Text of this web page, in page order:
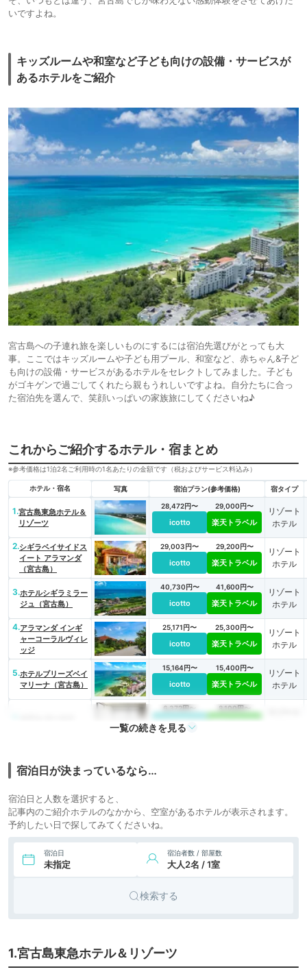
いですよね。
キッズルームや和室など子ども向けの設備・サービスが
あるホテルをご紹介
宮古島への⼦連れ旅を楽しいものにするには宿泊先選びがとっても⼤
事。ここではキッズルームや子ども用プール、和室など、赤ちゃん&子ど
も向けの設備・サービスがあるホテルをセレクトしてみました。子ども
がゴキゲンで過ごしてくれたら親もうれしいですよね。自分たちに合っ
た宿泊先を選んで、笑顔いっぱいの家族旅にしてくださいね♪
これからご紹介するホテル・宿まとめ
※参考価格は1泊2名ご利用時の1名あたりの金額です（税およびサービス料込み）
ホテル・宿名 写真 宿泊プラン(参考価格) 宿タイプ
1.宮古島東急ホテル＆
リゾーツ
28,472円〜
icotto
29,000円〜
楽天トラベル
リゾート
ホテル
2.シギラベイサイドス
イート アラマンダ
（宮古島）
29,003円〜
icotto
29,200円〜
楽天トラベル
リゾート
ホテル
3.ホテルシギラミラー
ジュ（宮古島）
40,730円〜
icotto
41,600円〜
楽天トラベル
リゾート
ホテル
4.アラマンダ インギ
ャーコーラルヴィレ
ッジ
25,171円〜
icotto
25,300円〜
楽天トラベル
リゾート
ホテル
5.ホテルブリーズベイ
マリーナ（宮古島）
15,164円〜
icotto
15,400円〜
楽天トラベル
リゾート
ホテル
6,372円〜
icotto
8,100円〜
ア宮古島
8.ホットクロスポイン
ト サンタモニカ
ホテル
ホテルピースアイラ
icotto 楽天トラベル
ホテル
10.ウェルネスヴィラ
7,509円〜 7,100円〜
リゾート
ニア 宮古島リゾー
12.ホテル・トリフィ
ート宮古島リゾー
5,552円〜
icotto 楽天トラベル
ホテル
一覧の続きを見る
宿泊日が決まっているなら…
宿泊日と人数を選択すると、
記事内のご紹介ホテルのなかから、空室があるホテルが表示されます。
予約したい日で探してみてくださいね。
宿泊日
未指定
宿泊者数 / 部屋数
大人2名 / 1室
検索する
1.宮古島東急ホテル＆リゾーツ